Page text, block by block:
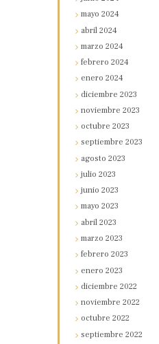
mayo2024
abril2024
marzo2024
febrero2024
enero2024
diciembre2023
noviembre2023
octubre2023
septiembre2023
agosto2023
julio2023
junio2023
mayo2023
abril2023
marzo2023
febrero2023
enero2023
diciembre2022
noviembre2022
octubre2022
septiembre2022